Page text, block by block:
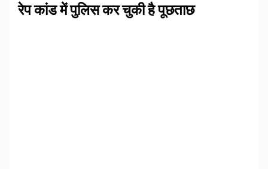
रेप कांड में पुलिस कर चुकी है पूछताछ